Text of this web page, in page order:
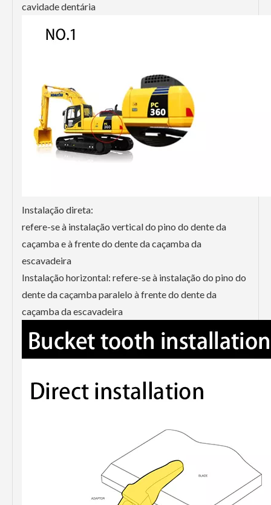
cavidade dentária
Instalação direta:
refere-se à instalação vertical do pino do dente da
caçamba e à frente do dente da caçamba da
escavadeira
Instalação horizontal: refere-se à instalação do pino do
dente da caçamba paralelo à frente do dente da
caçamba da escavadeira